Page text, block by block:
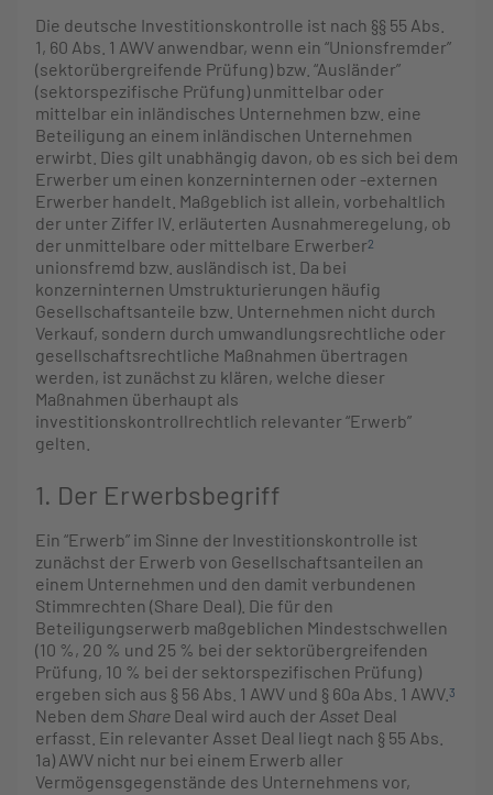
Die deutsche Investitionskontrolle ist nach §§ 55 Abs.
1, 60 Abs. 1 AWV anwendbar, wenn ein “Unionsfremder”
(sektorübergreifende Prüfung) bzw. “Ausländer”
(sektorspezifische Prüfung) unmittelbar oder
mittelbar ein inländisches Unternehmen bzw. eine
Beteiligung an einem inländischen Unternehmen
erwirbt. Dies gilt unabhängig davon, ob es sich bei dem
Erwerber um einen konzerninternen oder -externen
Erwerber handelt. Maßgeblich ist allein, vorbehaltlich
der unter Ziffer IV. erläuterten Ausnahmeregelung, ob
der unmittelbare oder mittelbare Erwerber2
unionsfremd bzw. ausländisch ist. Da bei
konzerninternen Umstrukturierungen häufig
Gesellschaftsanteile bzw. Unternehmen nicht durch
Verkauf, sondern durch umwandlungsrechtliche oder
gesellschaftsrechtliche Maßnahmen übertragen
werden, ist zunächst zu klären, welche dieser
Maßnahmen überhaupt als
investitionskontrollrechtlich relevanter “Erwerb”
gelten.
1. Der Erwerbsbegriff
Ein “Erwerb” im Sinne der Investitionskontrolle ist
zunächst der Erwerb von Gesellschaftsanteilen an
einem Unternehmen und den damit verbundenen
Stimmrechten (Share Deal). Die für den
Beteiligungserwerb maßgeblichen Mindestschwellen
(10 %, 20 % und 25 % bei der sektorübergreifenden
Prüfung, 10 % bei der sektorspezifischen Prüfung)
ergeben sich aus § 56 Abs. 1 AWV und § 60a Abs. 1 AWV. 3
Neben dem Share Deal wird auch der Asset Deal
erfasst. Ein relevanter Asset Deal liegt nach § 55 Abs.
1a) AWV nicht nur bei einem Erwerb aller
Vermögensgegenstände des Unternehmens vor,